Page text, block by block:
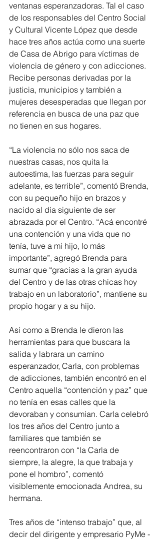
ventanas esperanzadoras. Tal el caso
de los responsables del Centro Social
y Cultural Vicente López que desde
hace tres años actúa como una suerte
de Casa de Abrigo para víctimas de
violencia de género y con adicciones.
Recibe personas derivadas por la
justicia, municipios y también a
mujeres desesperadas que llegan por
referencia en busca de una paz que
no tienen en sus hogares.
“La violencia no sólo nos saca de
nuestras casas, nos quita la
autoestima, las fuerzas para seguir
adelante, es terrible”, comentó Brenda,
con su pequeño hijo en brazos y
nacido al día siguiente de ser
abrazada por el Centro. “Acá encontré
una contención y una vida que no
tenía, tuve a mi hijo, lo más
importante”, agregó Brenda para
sumar que “gracias a la gran ayuda
del Centro y de las otras chicas hoy
trabajo en un laboratorio”, mantiene su
propio hogar y a su hijo.
Así como a Brenda le dieron las
herramientas para que buscara la
salida y labrara un camino
esperanzador, Carla, con problemas
de adicciones, también encontró en el
Centro aquella “contención y paz” que
no tenía en esas calles que la
devoraban y consumían. Carla celebró
los tres años del Centro junto a
familiares que también se
reencontraron con “la Carla de
siempre, la alegre, la que trabaja y
pone el hombro”, comentó
visiblemente emocionada Andrea, su
hermana.
Tres años de “intenso trabajo” que, al
decir del dirigente y empresario PyMe -